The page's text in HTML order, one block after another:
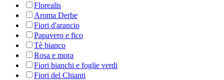
Florealis
Aroma Derbe
Fiori d'arancio
Papavero e fico
Tè bianco
Rosa e mora
Fiori bianchi e foglie verdi
Fiori del Chianti